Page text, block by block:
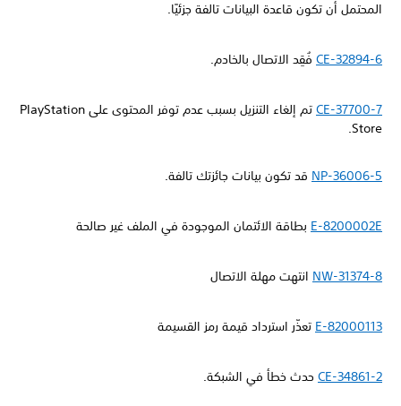
المحتمل أن تكون قاعدة البيانات تالفة جزئيًا.
CE-32894-6 فُقِد الاتصال بالخادم.
CE-37700-7
تم إلغاء التنزيل بسبب عدم توفر المحتوى على PlayStation
Store.
NP-36006-5 قد تكون بيانات جائزتك تالفة.
E-8200002E بطاقة الائتمان الموجودة في الملف غير صالحة
NW-31374-8 انتهت مهلة الاتصال
E-82000113 تعذّر استرداد قيمة رمز القسيمة
CE-34861-2 حدث خطأ في الشبكة.